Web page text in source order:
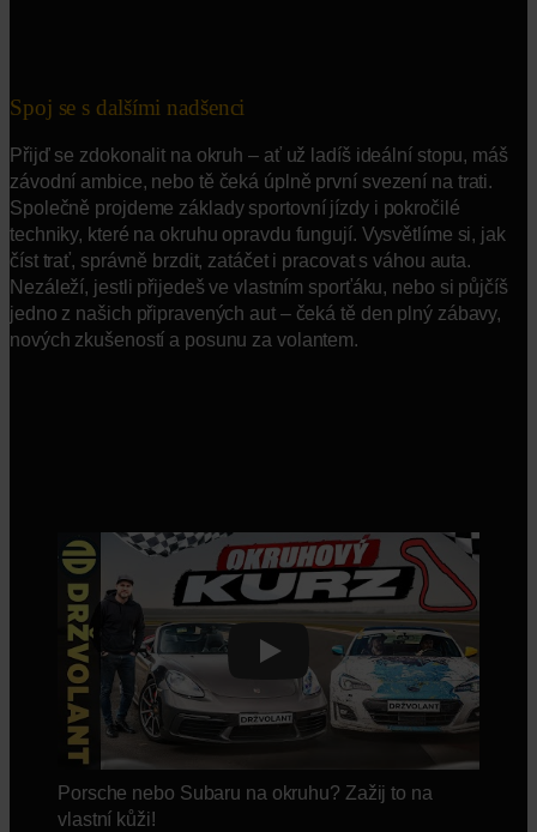
Spoj se s dalšími nadšenci
Přijď se zdokonalit na okruh – ať už ladíš ideální stopu, máš
závodní ambice, nebo tě čeká úplně první svezení na trati.
Společně projdeme základy sportovní jízdy i pokročilé
techniky, které na okruhu opravdu fungují. Vysvětlíme si, jak
číst trať, správně brzdit, zatáčet i pracovat s váhou auta.
Nezáleží, jestli přijedeš ve vlastním sporťáku, nebo si půjčíš
jedno z našich připravených aut – čeká tě den plný zábavy,
nových zkušeností a posunu za volantem.
Play
Porsche nebo Subaru na okruhu? Zažij to na
vlastní kůži!